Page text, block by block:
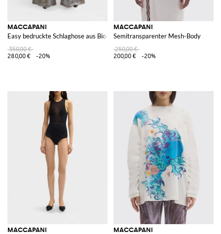
MACCAPANI
Easy bedruckte Schlaghose aus Bio-Baumwollmischung
350,00 €
280,00 €
-20%
MACCAPANI
Semitransparenter Mesh-Body
250,00 €
200,00 €
-20%
MACCAPANI MACCAPANI